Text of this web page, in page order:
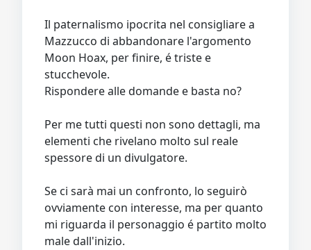
Il paternalismo ipocrita nel consigliare a
Mazzucco di abbandonare l'argomento
Moon Hoax, per finire, é triste e
stucchevole.
Rispondere alle domande e basta no?
Per me tutti questi non sono dettagli, ma
elementi che rivelano molto sul reale
spessore di un divulgatore.
Se ci sarà mai un confronto, lo seguirò
ovviamente con interesse, ma per quanto
mi riguarda il personaggio é partito molto
male dall'inizio.